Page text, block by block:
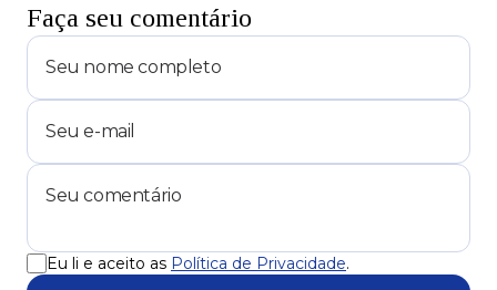
Faça seu comentário
Eu li e aceito as Política de Privacidade.